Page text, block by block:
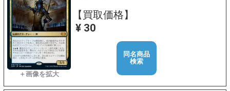
【買取価格】
¥ 30
同名商品
検索